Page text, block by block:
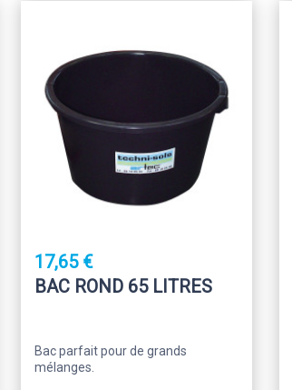
17,65 €
BAC ROND 65 LITRES
Bac parfait pour de grands
mélanges.